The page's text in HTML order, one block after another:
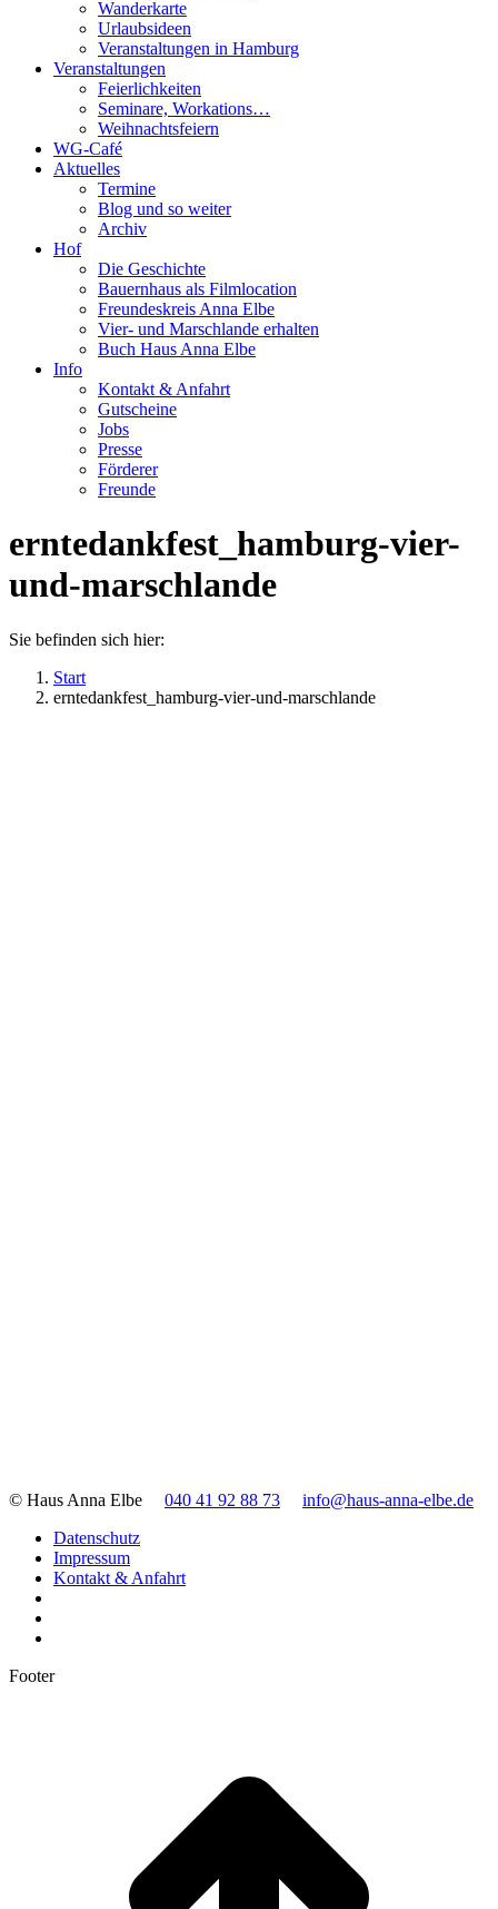
Wanderkarte
Urlaubsideen
Veranstaltungen in Hamburg
Veranstaltungen
Feierlichkeiten
Seminare, Workations…
Weihnachtsfeiern
WG-Café
Aktuelles
Termine
Blog und so weiter
Archiv
Hof
Die Geschichte
Bauernhaus als Filmlocation
Freundeskreis Anna Elbe
Vier- und Marschlande erhalten
Buch Haus Anna Elbe
Info
Kontakt & Anfahrt
Gutscheine
Jobs
Presse
Förderer
Freunde
erntedankfest_hamburg-vier-
und-marschlande
Sie befinden sich hier:
Start
erntedankfest_hamburg-vier-und-marschlande
© Haus Anna Elbe 040 41 92 88 73
info@haus-anna-elbe.de
Datenschutz
Impressum
Kontakt & Anfahrt
Footer